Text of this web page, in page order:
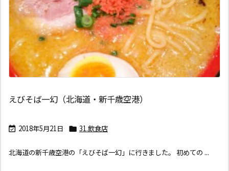
えびそば一幻（北海道・新千歳空港）
 2018年5月21日  31.飲食店
北海道の新千歳空港の「えびそば一幻」に行きました。 初めての ...